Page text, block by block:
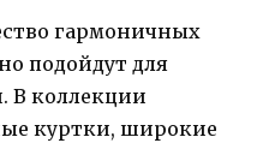
гармоничных
подойдут для
В коллекции
куртки, широкие